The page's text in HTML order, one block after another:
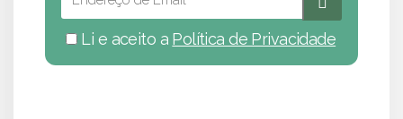
Li e aceito a Política de Privacidade